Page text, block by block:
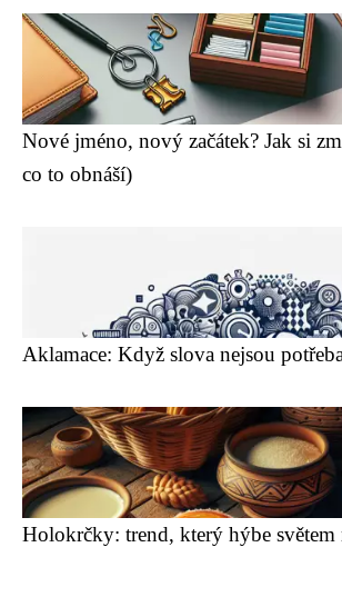
Nové jméno, nový začátek? Jak si
co to obnáší)
Aklamace: Když slova nejsou
Holokrčky: trend, který hýbe světem